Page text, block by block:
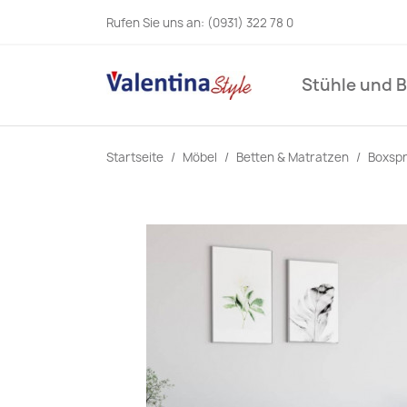
Rufen Sie uns an: (0931) 322 78 0
Stühle und
Startseite Möbel Betten & Matratzen